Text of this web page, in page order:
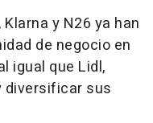
y N26 ya han
de negocio en
igual que Lidl,
diversificar sus